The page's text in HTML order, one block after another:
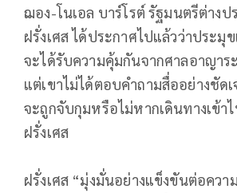
ฌอง-โนเอล บาร์โรต์ รัฐมนตรีต่างป
ฝรั่งเศส ได้ประกาศไปแล้วว่าประมุ
จะได้รับความคุ้มกันจากศาลอาญาร
แต่เขาไม่ได้ตอบคำถามสื่ออย่างชัด
จะถูกจับกุมหรือไม่หากเดินทางเข้า
ฝรั่งเศส
ฝรั่งเศส “มุ่งมั่นอย่างแข็งขันต่อควา